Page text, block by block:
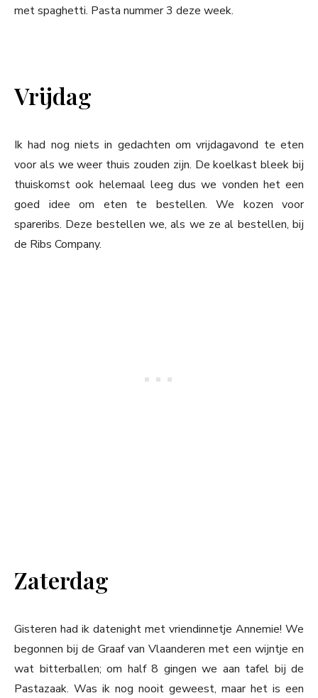
met spaghetti. Pasta nummer 3 deze week.
Vrijdag
Ik had nog niets in gedachten om vrijdagavond te eten
voor als we weer thuis zouden zijn. De koelkast bleek bij
thuiskomst ook helemaal leeg dus we vonden het een
goed idee om eten te bestellen. We kozen voor
spareribs. Deze bestellen we, als we ze al bestellen, bij
de Ribs Company.
Zaterdag
Gisteren had ik datenight met vriendinnetje Annemie! We
begonnen bij de Graaf van Vlaanderen met een wijntje en
wat bitterballen; om half 8 gingen we aan tafel bij de
Pastazaak. Was ik nog nooit geweest, maar het is een